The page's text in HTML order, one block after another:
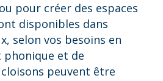
pour créer des espaces
disponibles dans
selon vos besoins en
et de
peuvent être